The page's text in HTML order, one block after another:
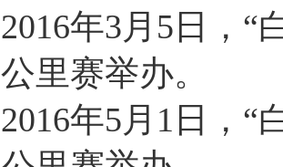
2016年3月5日，“
公里赛举办。
2016年5月1日，“